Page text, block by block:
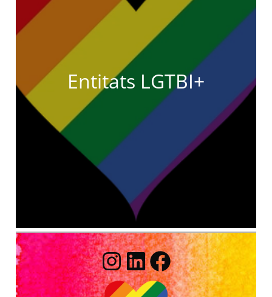
Entitats LGTBI+
Instagram
LinkedIn
Facebook